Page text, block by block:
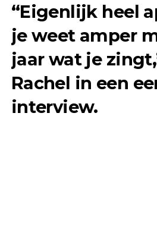
“Eigenlijk heel
je weet amper
jaar wat je
Rachel in een
interview.